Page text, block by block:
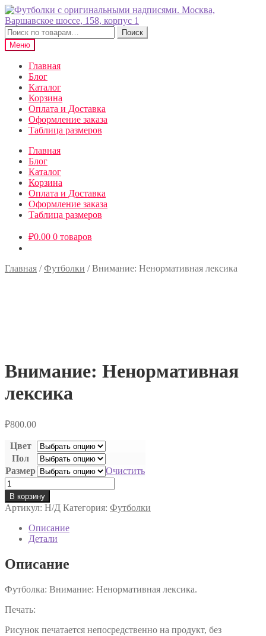
Перейти
к
навигации
Перейти
к
содержимому
Искать:
Поиск
Меню
Главная
Блог
Каталог
Корзина
Оплата и Доставка
Оформление заказа
Таблица размеров
Главная
Блог
Каталог
Корзина
Оплата и Доставка
Оформление заказа
Таблица размеров
₽0.00 0 товаров
Главная /Футболки /Внимание: Ненормативная лексика
Внимание: Ненормативная
лексика
₽800.00
Цвет
Пол
Размер
Очистить
Количество
товара
Внимание:
Ненормативная
лексика
В корзину
Артикул: Н/Д Категория: Футболки
Описание
Детали
Описание
Футболка: Внимание: Ненормативная лексика.
Печать:
Рисунок печатается непосредственно на продукт, без